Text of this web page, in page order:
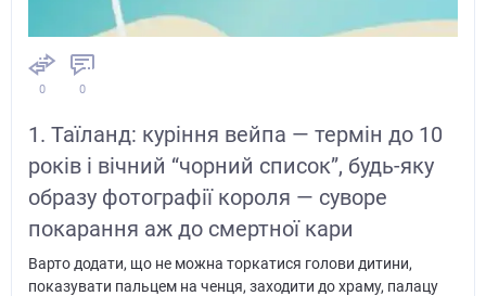
0 0
1. Таїланд: куріння вейпа — термін до 10
років і вічний “чорний список”, будь-яку
образу фотографії короля — суворе
покарання аж до смертної кари
Варто додати, що не можна торкатися голови дитини,
показувати пальцем на ченця, заходити до храму, палацу